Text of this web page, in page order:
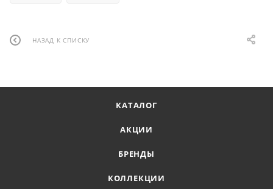
НАЗАД К СПИСКУ
КАТАЛОГ
АКЦИИ
БРЕНДЫ
КОЛЛЕКЦИИ